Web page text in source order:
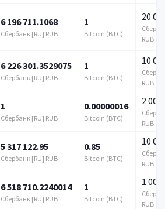
6 196 711.1068
Сбербанк [RU] RUB
1
Bitcoin (BTC)
20
RUB
6 226 301.3529075
Сбербанк [RU] RUB
1
Bitcoin (BTC)
10
RUB
1
Сбербанк [RU] RUB
0.00000016
Bitcoin (BTC)
2 000
RUB
5 317 122.95
Сбербанк [RU] RUB
0.85
Bitcoin (BTC)
10
RUB
6 518 710.2240014
Сбербанк [RU] RUB
1
Bitcoin (BTC)
1 000
RUB